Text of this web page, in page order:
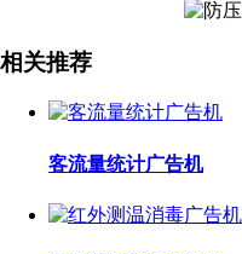
相关推荐
客流量统计广告机